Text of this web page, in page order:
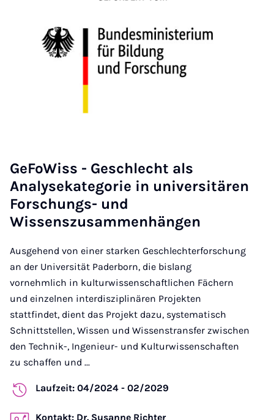
GeFoWiss - Geschlecht als
Analysekategorie in universitären
Forschungs- und
Wissenszusammenhängen
Ausgehend von einer starken Geschlechterforschung
an der Universität Paderborn, die bislang
vornehmlich in kulturwissenschaftlichen Fächern
und einzelnen interdisziplinären Projekten
stattfindet, dient das Projekt dazu, systematisch
Schnittstellen, Wissen und Wissenstransfer zwischen
den Technik-, Ingenieur- und Kulturwissenschaften
zu schaffen und ...
Laufzeit: 04/2024 - 02/2029
Kontakt: Dr. Susanne Richter